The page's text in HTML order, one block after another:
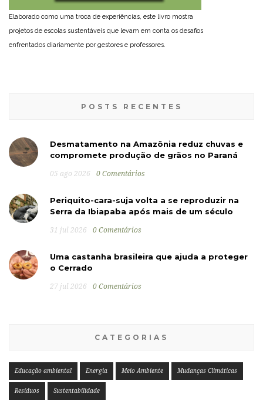
Elaborado como uma troca de experiências, este livro mostra
projetos de escolas sustentáveis que levam em conta os desafios
enfrentados diariamente por gestores e professores.
POSTS RECENTES
Desmatamento na Amazônia reduz chuvas e
compromete produção de grãos no Paraná
05 ago 2026 0 Comentários
Periquito-cara-suja volta a se reproduzir na
Serra da Ibiapaba após mais de um século
31 jul 2026 0 Comentários
Uma castanha brasileira que ajuda a proteger
o Cerrado
27 jul 2026 0 Comentários
CATEGORIAS
Educação ambiental Energia Meio Ambiente Mudanças Climáticas
Resíduos Sustentabilidade